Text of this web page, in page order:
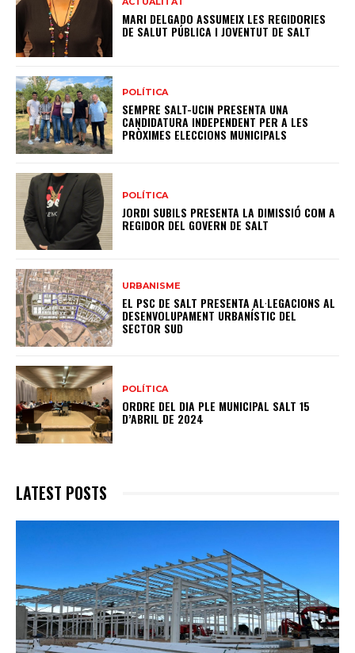
MARI DELGADO ASSUMEIX LES REGIDORIES
DE SALUT PÚBLICA I JOVENTUT DE SALT
POLÍTICA
SEMPRE SALT-UCIN PRESENTA UNA
CANDIDATURA INDEPENDENT PER A LES
PRÒXIMES ELECCIONS MUNICIPALS
POLÍTICA
JORDI SUBILS PRESENTA LA DIMISSIÓ COM A
REGIDOR DEL GOVERN DE SALT
URBANISME
EL PSC DE SALT PRESENTA AL·LEGACIONS AL
DESENVOLUPAMENT URBANÍSTIC DEL
SECTOR SUD
POLÍTICA
ORDRE DEL DIA PLE MUNICIPAL SALT 15
D’ABRIL DE 2024
LATEST POSTS